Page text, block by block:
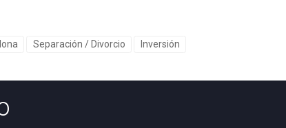
vender a tiempo? Escríbeme y revisamos tu situación
Separación / Divorcio Inversión